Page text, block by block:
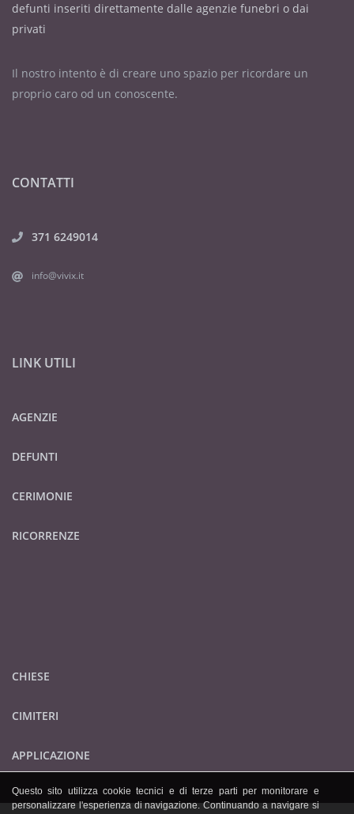
defunti inseriti direttamente dalle agenzie funebri o dai
privati
Il nostro intento è di creare uno spazio per ricordare un
proprio caro od un conoscente.
CONTATTI
371 6249014
info@vivix.it
LINK UTILI
AGENZIE
DEFUNTI
CERIMONIE
RICORRENZE
CHIESE
CIMITERI
APPLICAZIONE
Questo sito utilizza cookie tecnici e di terze parti per monitorare e
personalizzare l'esperienza di navigazione. Continuando a navigare si